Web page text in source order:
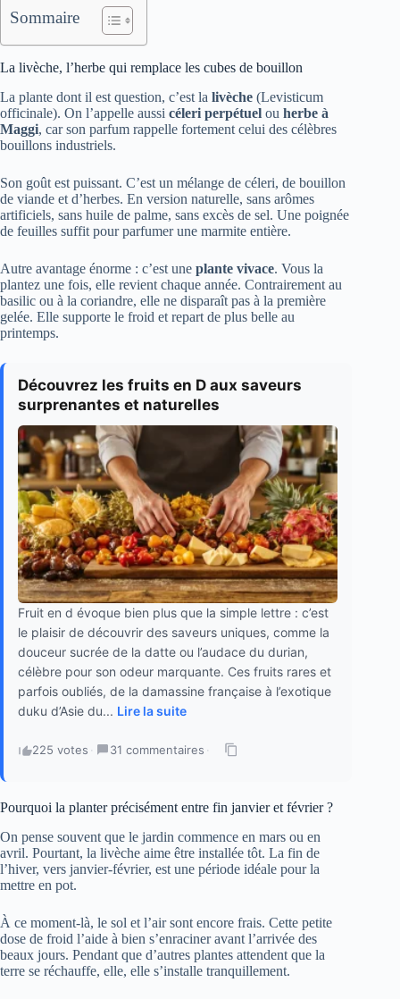
Sommaire
La livèche, l’herbe qui remplace les cubes de bouillon
La plante dont il est question, c’est la livèche (Levisticum
officinale). On l’appelle aussi céleri perpétuel ou herbe à
Maggi, car son parfum rappelle fortement celui des célèbres
bouillons industriels.
Son goût est puissant. C’est un mélange de céleri, de bouillon
de viande et d’herbes. En version naturelle, sans arômes
artificiels, sans huile de palme, sans excès de sel. Une poignée
de feuilles suffit pour parfumer une marmite entière.
Autre avantage énorme : c’est une plante vivace. Vous la
plantez une fois, elle revient chaque année. Contrairement au
basilic ou à la coriandre, elle ne disparaît pas à la première
gelée. Elle supporte le froid et repart de plus belle au
printemps.
Découvrez les fruits en D aux saveurs
surprenantes et naturelles
Fruit en d évoque bien plus que la simple lettre : c’est
le plaisir de découvrir des saveurs uniques, comme la
douceur sucrée de la datte ou l’audace du durian,
célèbre pour son odeur marquante. Ces fruits rares et
parfois oubliés, de la damassine française à l’exotique
duku d’Asie du... Lire la suite
225 votes · 31 commentaires ·
Pourquoi la planter précisément entre fin janvier et février ?
On pense souvent que le jardin commence en mars ou en
avril. Pourtant, la livèche aime être installée tôt. La fin de
l’hiver, vers janvier-février, est une période idéale pour la
mettre en pot.
À ce moment-là, le sol et l’air sont encore frais. Cette petite
dose de froid l’aide à bien s’enraciner avant l’arrivée des
beaux jours. Pendant que d’autres plantes attendent que la
terre se réchauffe, elle, elle s’installe tranquillement.